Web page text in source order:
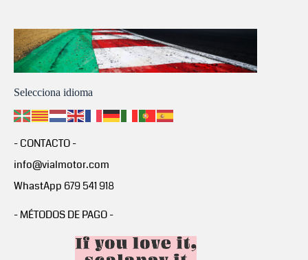
Selecciona idioma
- CONTACTO -
info@vialmotor.com
WhastApp 679 541 918
- MÉTODOS DE PAGO -